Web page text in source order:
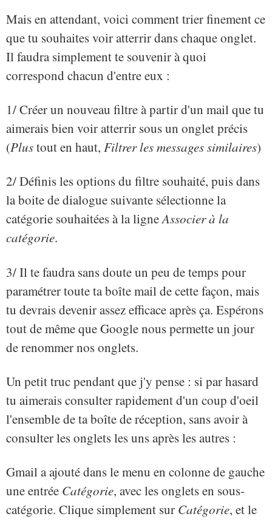
Mais en attendant, voici comment trier finement ce
que tu souhaites voir atterrir dans chaque onglet.
Il faudra simplement te souvenir à quoi
correspond chacun d'entre eux :
1/ Créer un nouveau filtre à partir d'un mail que tu
aimerais bien voir atterrir sous un onglet précis
(Plustout en haut, Filtrer les messages similaires)
2/ Définis les options du filtre souhaité, puis dans
la boite de dialogue suivante sélectionne la
catégorie souhaitées à la ligneAssocier à la
catégorie.
3/ Il te faudra sans doute un peu de temps pour
paramétrer toute ta boîte mail de cette façon, mais
tu devrais devenir assez efficace après ça. Espérons
tout de même que Google nous permette un jour
de renommer nos onglets.
Un petit truc pendant que j'y pense : si par hasard
tu aimerais consulter rapidement d'un coup d'oeil
l'ensemble de ta boîte de réception, sans avoir à
consulter les onglets les uns après les autres :
Gmail a ajouté dans le menu en colonne de gauche
une entrée Catégorie, avec les onglets en sous-
catégorie. Clique simplement sur Catégorie, et le